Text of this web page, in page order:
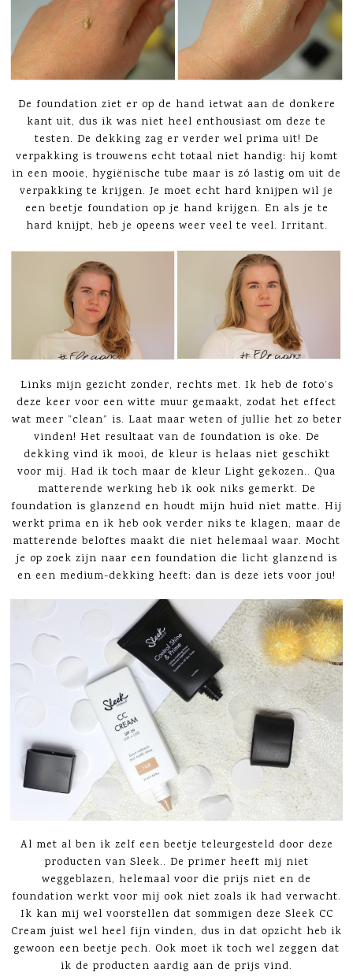
De foundation ziet er op de hand ietwat aan de donkere
kant uit, dus ik was niet heel enthousiast om deze te
testen. De dekking zag er verder wel prima uit! De
verpakking is trouwens echt totaal niet handig: hij komt
in een mooie, hygiënische tube maar is zó lastig om uit de
verpakking te krijgen. Je moet echt hard knijpen wil je
een beetje foundation op je hand krijgen. En als je te
hard knijpt, heb je opeens weer veel te veel. Irritant.
Links mijn gezicht zonder, rechts met. Ik heb de foto’s
deze keer voor een witte muur gemaakt, zodat het effect
wat meer ”clean” is. Laat maar weten of jullie het zo beter
vinden! Het resultaat van de foundation is oke. De
dekking vind ik mooi, de kleur is helaas niet geschikt
voor mij. Had ik toch maar de kleur Light gekozen.. Qua
matterende werking heb ik ook niks gemerkt. De
foundation is glanzend en houdt mijn huid niet matte. Hij
werkt prima en ik heb ook verder niks te klagen, maar de
matterende beloftes maakt die niet helemaal waar. Mocht
je op zoek zijn naar een foundation die licht glanzend is
en een medium-dekking heeft: dan is deze iets voor jou!
Al met al ben ik zelf een beetje teleurgesteld door deze
producten van Sleek.. De primer heeft mij niet
weggeblazen, helemaal voor die prijs niet en de
foundation werkt voor mij ook niet zoals ik had verwacht.
Ik kan mij wel voorstellen dat sommigen deze Sleek CC
Cream juist wel heel fijn vinden, dus in dat opzicht heb ik
gewoon een beetje pech. Ook moet ik toch wel zeggen dat
ik de producten aardig aan de prijs vind.